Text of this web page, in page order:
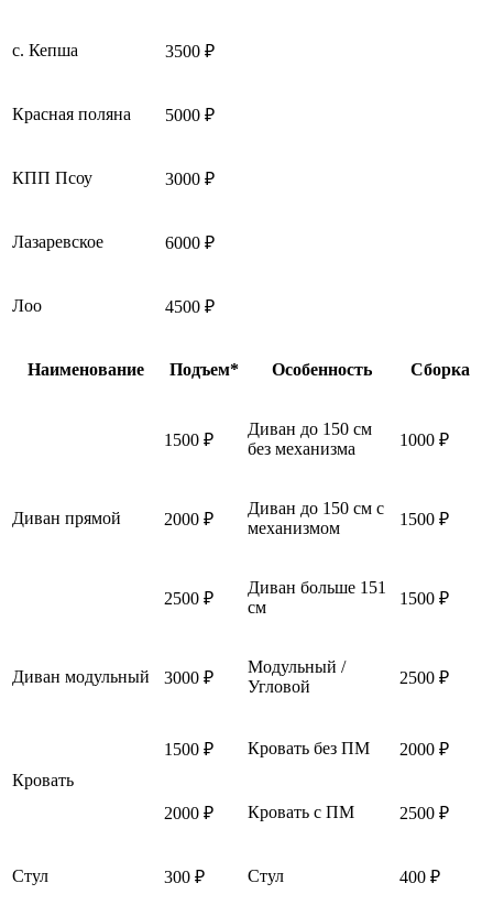
с. Кепша 3500 ₽
Красная поляна 5000 ₽
КПП Псоу 3000 ₽
Лазаревское 6000 ₽
Лоо 4500 ₽
Наименование Подъем* Особенность Сборка
Диван прямой
1500 ₽
Диван до 150 см
без механизма
1000 ₽
2000 ₽
Диван до 150 см с
механизмом
1500 ₽
2500 ₽
Диван больше 151
см
1500 ₽
Диван модульный 3000 ₽
Модульный /
Угловой
2500 ₽
Кровать
1500 ₽ Кровать без ПМ 2000 ₽
2000 ₽ Кровать с ПМ 2500 ₽
Стул 300 ₽ Стул 400 ₽